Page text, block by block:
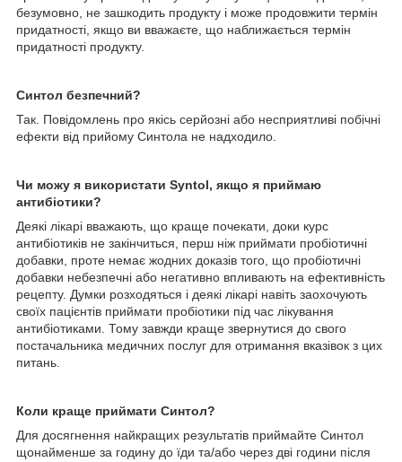
безумовно, не зашкодить продукту і може продовжити термін
придатності, якщо ви вважаєте, що наближається термін
придатності продукту.
Синтол безпечний?
Так. Повідомлень про якісь серйозні або несприятливі побічні
ефекти від прийому Синтола не надходило.
Чи можу я використати Syntol, якщо я приймаю
антибіотики?
Деякі лікарі вважають, що краще почекати, доки курс
антибіотиків не закінчиться, перш ніж приймати пробіотичні
добавки, проте немає жодних доказів того, що пробіотичні
добавки небезпечні або негативно впливають на ефективність
рецепту. Думки розходяться і деякі лікарі навіть заохочують
своїх пацієнтів приймати пробіотики під час лікування
антибіотиками. Тому завжди краще звернутися до свого
постачальника медичних послуг для отримання вказівок з цих
питань.
Коли краще приймати Синтол?
Для досягнення найкращих результатів приймайте Синтол
щонайменше за годину до їди та/або через дві години після